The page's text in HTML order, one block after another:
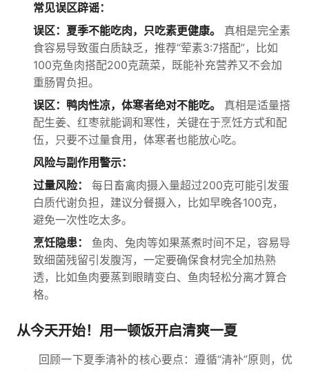
常见误区辟谣：
误区：夏季不能吃肉，只吃素更健康。
真相是完全素
食容易导致蛋白质缺乏，推荐“荤素3:7搭配”，比如
100克鱼肉搭配200克蔬菜，既能补充营养又不会加
重肠胃负担。
误区：鸭肉性凉，体寒者绝对不能吃。
真相是适量搭
配生姜、红枣就能调和寒性，关键在于烹饪方式和配
伍，只要不过量食用，体寒者也能放心吃。
风险与副作用警示：
过量风险：
每日畜禽肉摄入量超过200克可能引发蛋
白质代谢负担，建议分餐摄入，比如早晚各100克，
避免一次性吃太多。
烹饪隐患：
鱼肉、兔肉等如果蒸煮时间不足，容易导
致细菌残留引发腹泻，一定要确保食材完全加热熟
透，比如鱼肉要蒸到眼睛变白、鱼肉轻松分离才算合
格。
从今天开始！用一顿饭开启清爽一夏
回顾一下夏季清补的核心要点：遵循“清补”原则，优